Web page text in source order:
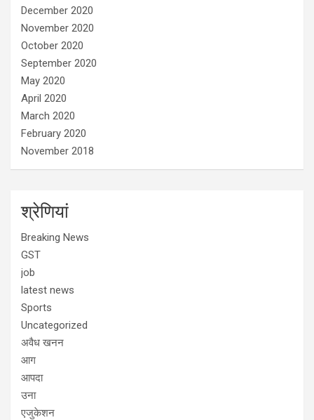
December 2020
November 2020
October 2020
September 2020
May 2020
April 2020
March 2020
February 2020
November 2018
श्रेणियां
Breaking News
GST
job
latest news
Sports
Uncategorized
अवैध खनन
आग
आपदा
उना
एजुकेशन